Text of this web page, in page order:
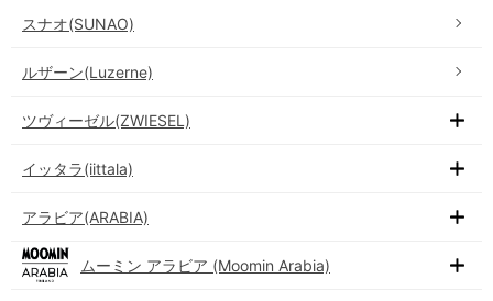
スナオ(SUNAO)
ルザーン(Luzerne)
ツヴィーゼル(ZWIESEL)
イッタラ(iittala)
アラビア(ARABIA)
ムーミン アラビア (Moomin Arabia)